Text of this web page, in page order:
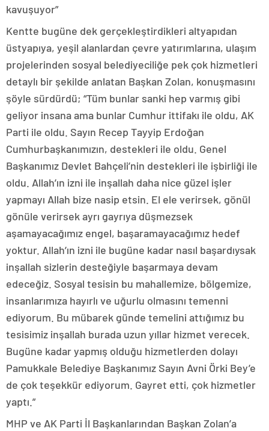
kavuşuyor”
Kentte bugüne dek gerçekleştirdikleri altyapıdan
üstyapıya, yeşil alanlardan çevre yatırımlarına, ulaşım
projelerinden sosyal belediyeciliğe pek çok hizmetleri
detaylı bir şekilde anlatan Başkan Zolan, konuşmasını
şöyle sürdürdü; “Tüm bunlar sanki hep varmış gibi
geliyor insana ama bunlar Cumhur ittifakı ile oldu, AK
Parti ile oldu. Sayın Recep Tayyip Erdoğan
Cumhurbaşkanımızın, destekleri ile oldu. Genel
Başkanımız Devlet Bahçeli’nin destekleri ile işbirliği ile
oldu. Allah’ın izni ile inşallah daha nice güzel işler
yapmayı Allah bize nasip etsin. El ele verirsek, gönül
gönüle verirsek ayrı gayrıya düşmezsek
aşamayacağımız engel, başaramayacağımız hedef
yoktur. Allah’ın izni ile bugüne kadar nasıl başardıysak
inşallah sizlerin desteğiyle başarmaya devam
edeceğiz. Sosyal tesisin bu mahallemize, bölgemize,
insanlarımıza hayırlı ve uğurlu olmasını temenni
ediyorum. Bu mübarek günde temelini attığımız bu
tesisimiz inşallah burada uzun yıllar hizmet verecek.
Bugüne kadar yapmış olduğu hizmetlerden dolayı
Pamukkale Belediye Başkanımız Sayın Avni Örki Bey’e
de çok teşekkür ediyorum. Gayret etti, çok hizmetler
yaptı.”
MHP ve AK Parti İl Başkanlarından Başkan Zolan’a